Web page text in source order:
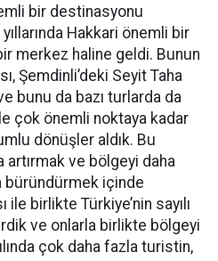
bir destinasyonu
Hakkari önemli bir
merkez haline geldi. Bunun
Şemdinli’deki Seyit Taha
bunu da bazı turlarda da
çok önemli noktaya kadar
dönüşler aldık. Bu
ve bölgeyi daha
büründürmek içinde
ile birlikte Türkiye’nin sayılı
ve onlarla birlikte bölgeyi
çok daha fazla turistin,